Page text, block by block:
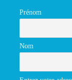
Prénom
Nom